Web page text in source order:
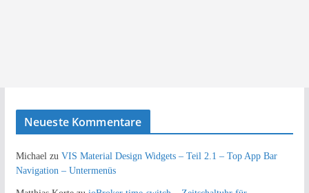
Neueste Kommentare
Michaelzu VIS Material Design Widgets – Teil 2.1 – Top App Bar
Navigation – Untermenüs